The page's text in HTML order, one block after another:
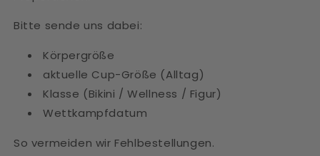
Bitte sende uns dabei:
Körpergröße
aktuelle Cup-Größe (Alltag)
Klasse (Bikini / Wellness / Figur)
Wettkampfdatum
So vermeiden wir Fehlbestellungen.